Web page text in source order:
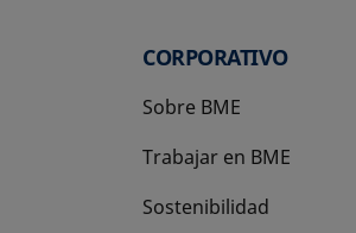
CORPORATIVO
Sobre BME
Trabajar en BME
Sostenibilidad